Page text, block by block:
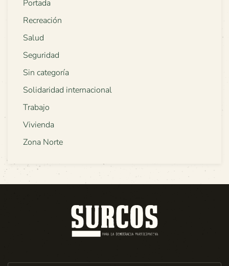
Portada
Recreación
Salud
Seguridad
Sin categoría
Solidaridad internacional
Trabajo
Vivienda
Zona Norte